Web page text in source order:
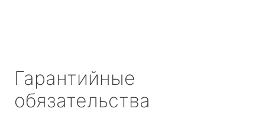
Гарантийные
обязательства